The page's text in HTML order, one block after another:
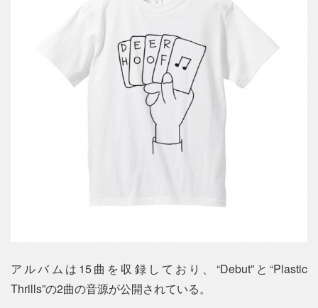
アルバムは15曲を収録しており、“Debut”と“Plastic
Thrills”の2曲の音源が公開されている。